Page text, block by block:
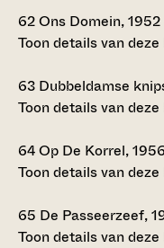
62Ons Domein, 1952
Toon details van
63 Dubbeldamse
Toon details van
64Op De Korrel,
Toon details van
65 De Passeerzeef,
Toon details van